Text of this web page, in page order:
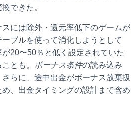
できた。
には除外・還元率低下のゲームが
ブルを使って消化しようとして
20〜50％と低く設定されていた
とも。 ボーナス条件の読み込み
らに、途中出金がボーナス放棄扱
、出金タイミングの設計まで含め